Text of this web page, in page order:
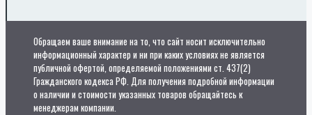
Обращаем ваше внимание на то, что сайт носит исключительно
информационный характер и ни при каких условиях не является
публичной офертой, определяемой положениями ст. 437(2)
Гражданского кодекса РФ. Для получения подробной информации
о наличии и стоимости указанных товаров обращайтесь к
менеджерам компании.